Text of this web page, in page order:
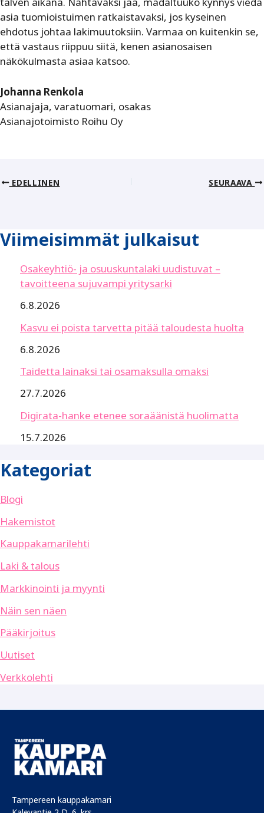
asia tuomioistuimen ratkaistavaksi, jos kyseinen
ehdotus johtaa lakimuutoksiin. Varmaa on kuitenkin se,
että vastaus riippuu siitä, kenen asianosaisen
näkökulmasta asiaa katsoo.
Johanna Renkola
Asianajaja, varatuomari, osakas
Asianajotoimisto Roihu Oy
EDELLINEN SEURAAVA
Viimeisimmät julkaisut
Osakeyhtiö- ja osuuskuntalaki uudistuvat –
tavoitteena sujuvampi yritysarki
6.8.2026
Kasvu ei poista tarvetta pitää taloudesta huolta
6.8.2026
Taidetta lainaksi tai osamaksulla omaksi
27.7.2026
Digirata-hanke etenee soraäänistä huolimatta
15.7.2026
Kategoriat
Blogi
Hakemistot
Kauppakamarilehti
Laki & talous
Markkinointi ja myynti
Näin sen näen
Pääkirjoitus
Uutiset
Verkkolehti
Tampereen kauppakamari